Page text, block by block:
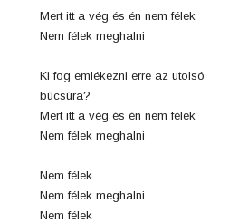
Mert itt a vég és én nem félek
Nem félek meghalni
Ki fog emlékezni erre az utolsó
búcsúra?
Mert itt a vég és én nem félek
Nem félek meghalni
Nem félek
Nem félek meghalni
Nem félek